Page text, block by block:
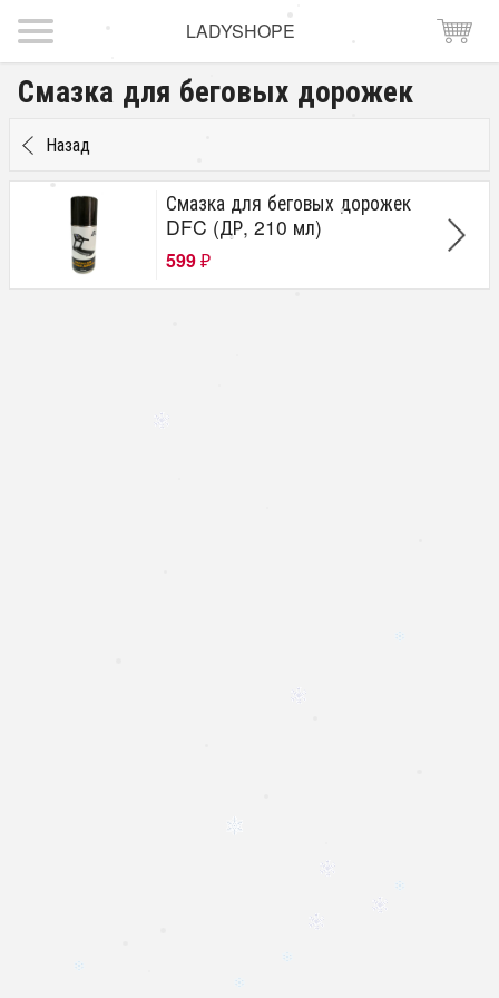
LADYSHOPE
Смазка для беговых дорожек
Назад
Смазка для беговых дорожек
DFC (ДР, 210 мл)
599 ₽